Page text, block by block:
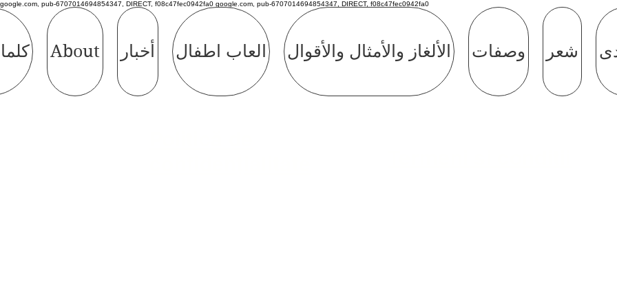
google.com, pub-6707014694854347, DIRECT, f08c47fec0942fa0 google.com, pub-6707014694854347, DIRECT, f08c47fec0942fa0
About أخبار العاب اطفال الألغاز والأمثال والأقوال وصفات شعر